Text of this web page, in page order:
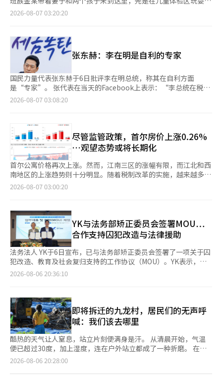
未来2至3年内能够实际开工的数量和时间表。因此，是否维持最初
是一个变数。首尔市长吴世勋因绿地保护等原因反对在龙山公园用
地上供应住房。李总统在之前的会议上表示，政府应先与首尔市进
行协商，而不是单方面推进。 在最终报告中，将讨论可在龙山供
应的住房规模、绿地保护方案、说服首尔市的计划等。如果龙山被
排除，还将考虑从哪里获得替代的国有地或闲置用地。 与供应政
策无关，针对青年、新婚夫妇和无房者的贷款支持问题也引发争
议。 政府内部对实际需求者的合理支持达成共识，但在供应不足
的情况下，放宽贷款可能会再次刺激房价和家庭债务的担忧也在增
支持”的方案被广泛讨论。将尾款、中期款、搬迁费等特定贷款单
独处理在家庭贷款总量管理之外的方案也可能被考虑。 李总统于8
日在社交媒体上指示调查因结婚而导致青年在贷款、申请和税制上
受到不利影响的制度，因此相关议题将反映在房地产政策中。通过
青年论坛和相关部门的审查等提出的22项议题中，是否将新婚夫妇
贷款或申请相关内容纳入此次政策，或作为单独的青年政策进行讨
论，将成为讨论的焦点。 执政党相关人士表示：“在17日民主党
大会之前，这两项日程可能成为支持率反弹的分水岭。”并表
显。如果高价住宅和非居住一套房的持有负担加重，长期持有者的
资本利得税减免优惠减少，那么放弃购买或整理首尔高价住宅的需
认为是优先的需求流入区域。这些地区不仅是首尔的替代地，还具
备半导体产业和广域交通网络等自身的价格上涨因素。 然而，税
制改革带来的不确定性也可能抑制整体住房交易。首尔高价住宅的
卖方未必会立即转为京畿道的买方，若卖出和买入均被推迟，京南
地区也可能在短期内以急剧上涨的区域为中心形成观望气氛。实际
上，京畿道的购房优势指数也从60.4降至59.0，下降1.4个百分
点，尽管价格上涨，但购房心理却变得更加谨慎。 业内人士表
果税制改革导致首尔高价住宅的持有负担加重，可能会促使购房需
求向交通便利且价格相对较低的南部地区扩散。”他还补充
道：“但在已经快速上涨的区域，买方的价格抵抗也在加大，因此
需要在税制改革后实际交易量和需求流动的情况进行观察。”※
本报道经人工智能（AI）系统翻译与编辑。
联合调查组还在调查该过程是否受到中央选举委员会层面指导的影
响。 中央选举委员会选举管理科在选举当天上午8时30分左右向
修改为原则”。如果原有投票人数报告资料没有重大错误，下一时
间段的投票人数报告时可以对原有误差进行调整。 在下午2时30分
左右，若发现之前时间段的投票人数错误，因无法进行修改而导致
差异变大，相关通知再次传达。 联合调查组认为，该指导与地方
选举前制定的《第9届全国同时地方选举综合管理指导方针》不
符，正在确认其编写和传达的经过及实际应用过程。 调查还包括
中央选举委员会是否在简单的错误处理原则之外，参与了具体数字
的调整。联合调查组已掌握了在金浦等地收到投票人数错误输入咨
时，获取了选举委员会员工未向上级报告投票人数错误输入而随意
调整数字的讨论记录。基于此，联合调查组于上月23日首次对中央
选举委员会等进行了搜查，集中调查投票统计虚假输入的疑惑。
经过对搜查物品的分析和相关人员的调查，江南、瑞草等地也确认
了类似的情况。联合调查组于上月30日至31日及本月5日也以证人
身份传唤了事件相关人员进行调查。 调查范围有可能进一步扩
大。根据《第9届地方选举时间段投票人数》资料显示，全国
查组计划分析在追加搜查中获取的资料，确认中央选举委员会指导
的制定经过以及各市、道及区、市、县选举委员会实际处理投票人
数的方式。将集中调查虚假输入是个别员工的随意行为，还是根据
中央选举委员会的指导广泛进行的。※ 本报道经人工智能（AI）系
统翻译与编辑。
值的当天15时左右，江南站和光化门商圈活跃度分别较前一周同期
下降71.1%和65.4%，主要商务区午餐消费也出现明显回落。 与堂
外卖的民族（Baemin）数据显示，7月29日至8月5日期间，首尔
发布高温警报地区的餐饮外卖订单量较上月同期增长约6%。其
中，7月31日虽为传统外出聚餐需求较旺的周五，外卖订单仍较前
一周同期增长约30%。 业内人士认为，持续高温正在重塑韩国居
民的消费习惯，越来越多消费者减少外出用餐，部分企业也将原本
的晚间聚餐改为中午订购外卖或盒饭。随着极端天气持续，韩国餐
饮消费正呈现堂食降温、外卖升温的新特点，高温对线下餐饮和商
圈消费的影响也进一步显现。
随后又依次前往餐厅和甜品咖啡厅。金某表示：“在高温下根本不
中的避暑胜地。消费者为了避暑而进入室内，享受购物、用餐、快
闪店和体验设施的“购物度假”消费模式正在迅速普及，主要零售
设施的访客和销售额也大幅上升。 根据6日的零售业数据，自上个
月20日梅雨结束以来，进入正式高温期至本月4日，乐天百货的整
体销售额较去年同期增长了15%，访客数量增加了10%。餐饮销
售额也增长了15%。同一时期，蚕室乐天世界购物中心的销售额增
长了25%，访客数量增加了15%，餐饮销售额也增长了10%。 新
世界百货在同一时期的访客数量较去年同期增长了19.3%，销售额
期的访客数量较去年同期增长了13.3%，餐饮销售额增长了
15.8%。现代高端奥特莱斯的访客和餐饮销售额也分别增长了
16.1%和12.9%。 综合购物中心也享受到了高温带来的特殊红利。
爱宝乐园购物中心在同一时期的销售额较去年同期增长了24%，餐
饮销售额增长了18%。在星光大道，7月27日至8月4日的平日平均
每天有55,000人光顾，周末则达到110,000人。8月1日至2日的两
天内，共有22万人到访，较上月同期增长了10%。 分析指出，高
温并没有减少消费，反而改变了消费的地点和方式。与其说是“目
物和文化活动的“停留型消费”正在增加。 零售商们也在争相推
出吸引顾客长时间停留的内容。乐天世界购物中心将在8月16日推
出与口袋妖怪合作的“乐天镇夏季市场”，在草坪上搭建12.5米高
的巨型精灵球穹顶，汇集角色商品、限量餐饮和体验内容。 新世
界百货在江南店推出泰国品牌“Gongdid Design”的快闪店，大
邱新世界和釜山新世界则提供蹦床公园、水族馆、滑冰场和奇趣乐
园的折扣优惠。现代首尔则从7日起与Riot Games合作举
办“TFT狂欢节”。 爱宝乐园购物中心为儿童体验设施的使用者
型气球展览等活动。 业内人士表示：“在酷暑中，如何将空调环
境与餐饮和内容结合，吸引顾客长时间停留，将决定夏季零售设施
的竞争力。”
2026-08-07 03:20:20
张东赫：李在明是自利的专家
国民力量代表张东赫于6日批评李在明总统，称其在自利方面
是“专家”。 张代表在当天的Facebook上表示：“李总统在税收
上调前出售了房产。” 他接着提到政府的房地产供应政策，指
于这样的住房。”他还强调：“应该下跌的房价却暴涨，而应该上
涨的股价却暴跌，李在明政权的短期权力寿命正在走向尽头。”
此外，张代表还对青瓦台宣传沟通首席秘书成基洪在一档广播节目
中表示“没有用税收来控制房价的想法”进行了严厉批评，称其
为“赤裸裸的谎言”。他指出：“李总统每次开口都在说这些，尝
试过各种调控措施和贷款限制，但房价反而更高了，因此才拿出了
税收炸弹。” 国民力量首席发言人崔宝允当天也发表了评论，
称“随着政府提出的税制改革方案的真相逐渐显露，国民的愤怒和
性税收，正对那些一辈子只拥有一套房的高龄居民和实际需求的低
收入者造成伤害。” 他呼吁：“应从头审查提高交易壁垒的税制
改革方案，并细致重新设计受限的贷款结构。同时，必须通过地方
政府协商和放宽管制，制定出能够实际促进开工和入住的有效供应
政策。” 与此同时，张代表在当天的Facebook上发布了另一条信
息，表示“李总统的审判取消无论如何都不可能，连连任宪法修正
案都是无稽之谈。”他指出：“即使拖延审判，罪行只会增加。法
院应立即恢复审判，李总统应放弃无谓的幻想，站上法庭。”※
2026-08-07 03:08:20
尽管监管政策，首尔房价上涨0.26%
…观望态势或将长期化
首尔公寓价格再次上涨。然而，江南三区的涨幅有限，而江北和西
南地区的上涨趋势则十分明显。随着税制改革的实施，越来越多的
高价房屋持有者需要考虑持有、出售和赠与的利弊，这可能导致江
尔公寓的交易价格较上周上涨了0.26%。这一涨幅较上周的0.25%
有所扩大。全国范围内上涨了0.09%，首都圈上涨了0.17%，地方
上涨了0.01%。 房地产院表示，在市场整体观望氛围的背景下，重
建项目、大型公寓和交通枢纽附近的热门公寓交易仍在继续上涨。
在首尔，江北地区的涨幅相对较大。中区上涨了0.54%，中浪区上
涨了0.52%，成北区上涨了0.49%，诺原区上涨了0.46%，西大门
区上涨了0.43%。这主要是由于大型公寓和中小型公寓的购房需求
持续。 在江南地区，金川区上涨了0.32%，九老区和冠岳区各上涨
0.01%，瑞草区上涨了0.02%，而松坡区的涨幅也仅为0.15%，低
于首尔的平均水平。这表明，曾经主导上涨趋势的江南三区，买卖
双方均未急于交易。 然而，由于此次统计的调查基准日与税制改
革方案的公布时间重合，因此价格变动不应被直接视为税制改革的
影响。市场普遍关注高价房屋持有者的决策将变得更加复杂，江南
地区的观望态势可能会持续。 我们的银行房地产研究院的南赫宇
表示：“根据税制改革方案，高价单一住房持有者需要仔细考虑持
有、出售和赠与之间的选择。”他指出：“随着以江南三区为中心
的持有者越来越多地推迟决策，买卖双方之间的拉锯战可能会加
2026-08-07 03:00:20
YK与法务部矫正委员会签署MOU…
合作支持囚犯改造与法律援助
法务法人 YK于6日宣布，已与法务部矫正委员会签署了一项关于囚
犯改造、教育及社会复归支持的工作协议（MOU）。YK表示，此
次协议将使其未来能够为囚犯及其家属提供法律咨询和改造指导。
伙律师金宝京、律师张哲元及首席个人信息保护官李相燮。矫正委
员会方面则有会长柳东根、首席副会长林英春及秘书长成康敏出
席。 成立于1998年的矫正委员会是法务部下属的机构，代表全国
4700多名矫正委员。该委员会由宗教人士、咨询专家、心理治疗
师、社会工作者等多个职业组成，支持囚犯的改造教育、职业培
训、心理咨询及再社会化项目的实施。 通过此次工作协议，双方
同意建立成功的工作合作体系，以支持囚犯的改造教育事业，并为
矫正委员及其家属提供法律咨询。YK将提供中央委员会运营及行政
所需的法律咨询，为全国的矫正委员及其家属提供免费的法律咨询
2026-08-06 20:36:10
即将拆迁的九龙村，居民们的无声呼
喊：我们该去哪里
酷热的天气让人窒息，站立片刻便满身是汗。 从清晨开始，气温
便已超过30度，加上湿度，连在户外站立都成了一种折磨。 在这
样的天气里，8月4日，首尔江南区九龙村的一台挖掘机不停地运作
理着废墟。戴着安全帽的工人们在防护板后方逐一拆除剩余的建筑
2026-08-06 20:28:00
页